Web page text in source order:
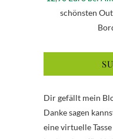
schönsten
Dir gefällt mein
Danke sagen
eine virtuelle